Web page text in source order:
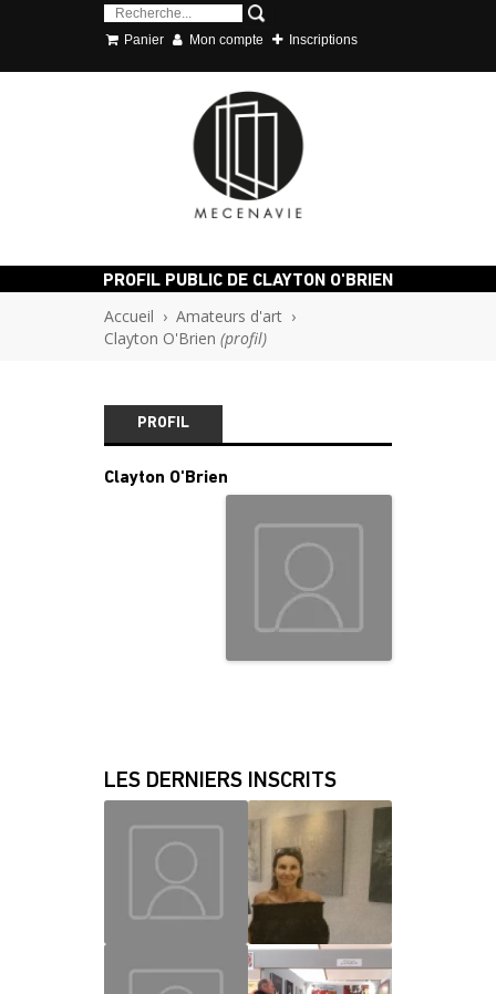
Panier Mon compte Inscriptions
PROFIL PUBLIC DE CLAYTON O'BRIEN
Accueil › Amateurs d'art ›
Clayton O'Brien (profil)
PROFIL
Clayton O'Brien
LES DERNIERS INSCRITS
MAUD CHRISLAINE